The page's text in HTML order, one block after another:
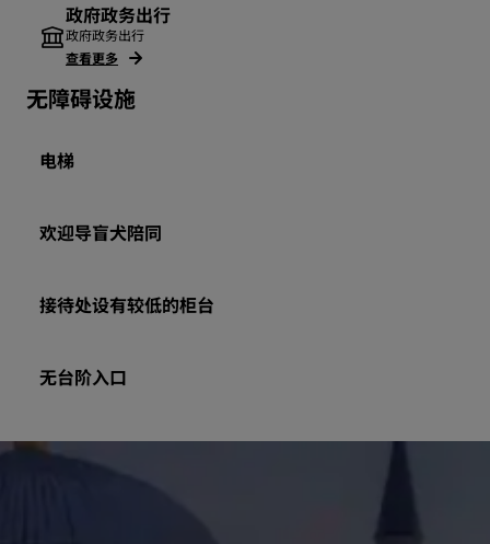
政府政务出行
政府政务出行
查看更多
无障碍设施
电梯
欢迎导盲犬陪同
接待处设有较低的柜台
无台阶入口